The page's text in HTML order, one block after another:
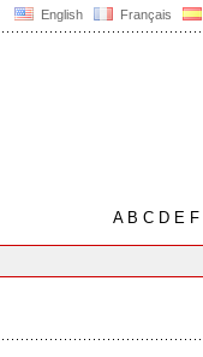
English Français
AB C D E F